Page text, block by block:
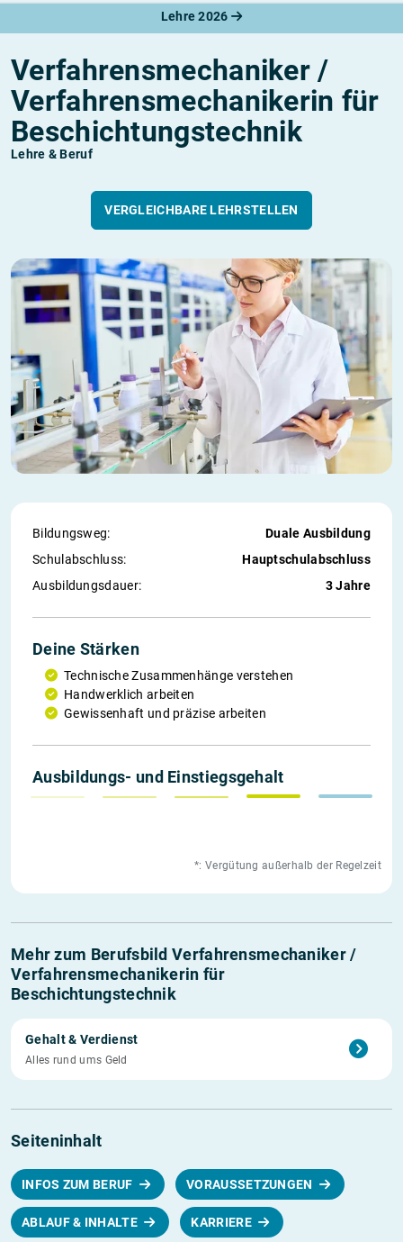
Lehre 2026
Verfahrensmechaniker /
Verfahrensmechanikerin für
Beschichtungstechnik
Lehre & Beruf
VERGLEICHBARE LEHRSTELLEN
Bildungsweg:
Duale Ausbildung
Schul­abschluss:
Hauptschulabschluss
Ausbildungs­dauer:
3 Jahre
Deine Stärken
Technische Zusammenhänge verstehen
Handwerklich arbeiten
Gewissenhaft und präzise arbeiten
Ausbildungs- und Einstiegs­gehalt
1. Jahr
1 168 €
1 233 €
3. Jahr
1 323 €
*weitere
1 553 €
*: Vergütung außerhalb der Regelzeit
Mehr zum Berufsbild Verfahrensmechaniker /
Verfahrensmechanikerin für
Beschichtungstechnik
Gehalt & Verdienst
Alles rund ums Geld
Seiteninhalt
INFOS ZUM BERUF VORAUSSETZUNGEN
ABLAUF & INHALTE KARRIERE